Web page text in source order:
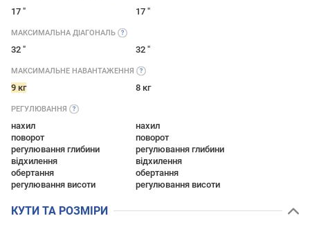
17 " 17 "
МАКСИМАЛЬНА ДІАГОНАЛЬ
32 " 32 "
МАКСИМАЛЬНЕ НАВАНТАЖЕННЯ
9 кг 8 кг
РЕГУЛЮВАННЯ
нахил
поворот
регулювання глибини
відхилення
обертання
регулювання висоти
нахил
поворот
регулювання глибини
відхилення
обертання
регулювання висоти
КУТИ ТА РОЗМІРИ